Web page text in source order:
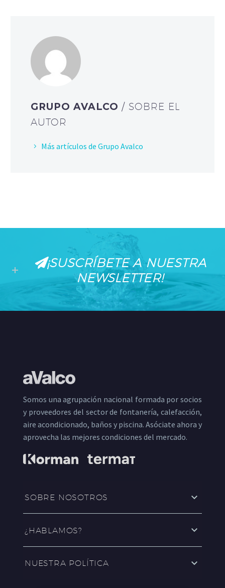
GRUPO AVALCO/ SOBRE EL
AUTOR
Más artículos de Grupo Avalco
¡SUSCRÍBETE A NUESTRA
NEWSLETTER!
Somos una agrupación nacional formada por socios
y proveedores del sector de fontanería, calefacción,
aire acondicionado, baños y piscina. Asóciate ahora y
aprovecha las mejores condiciones del mercado.
SOBRE NOSOTROS
¿HABLAMOS?
NUESTRA POLÍTICA